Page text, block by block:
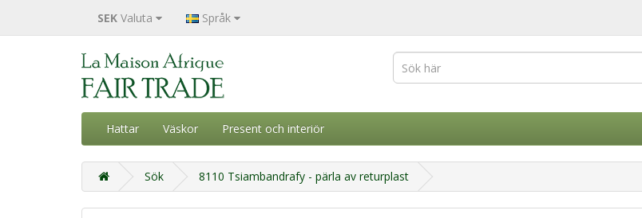
SEK Valuta Språk
Hattar Väskor Present och interiör
Sök 8110 Tsiambandrafy - pärla av returplast